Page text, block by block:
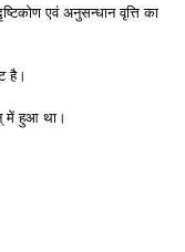
एवं अनुसन्धान वृत्ति का
है।
में हुआ था।